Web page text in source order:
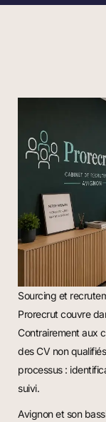
Sourcing et
Prorecrut couvre
Contrairement aux
des CV non
processus :
suivi.
Avignon et son